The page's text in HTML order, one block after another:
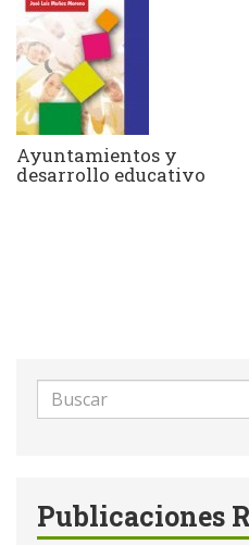
Ayuntamientos y
desarrollo educativo
Formulario
de
Publicaciones